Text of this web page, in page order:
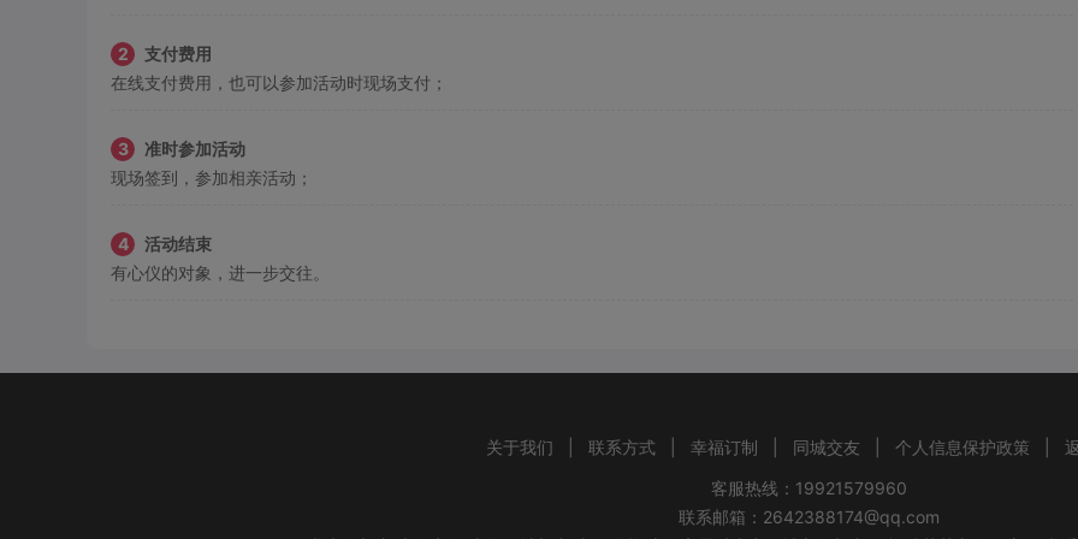
2
支付费用
在线支付费用，也可以参加活动时现场支付；
3
准时参加活动
现场签到，参加相亲活动；
4
活动结束
有心仪的对象，进一步交往。
关于我们 联系方式 幸福订制 同城交友 个人信息保护政策
客服热线：19921579960
联系邮箱：2642388174@qq.com